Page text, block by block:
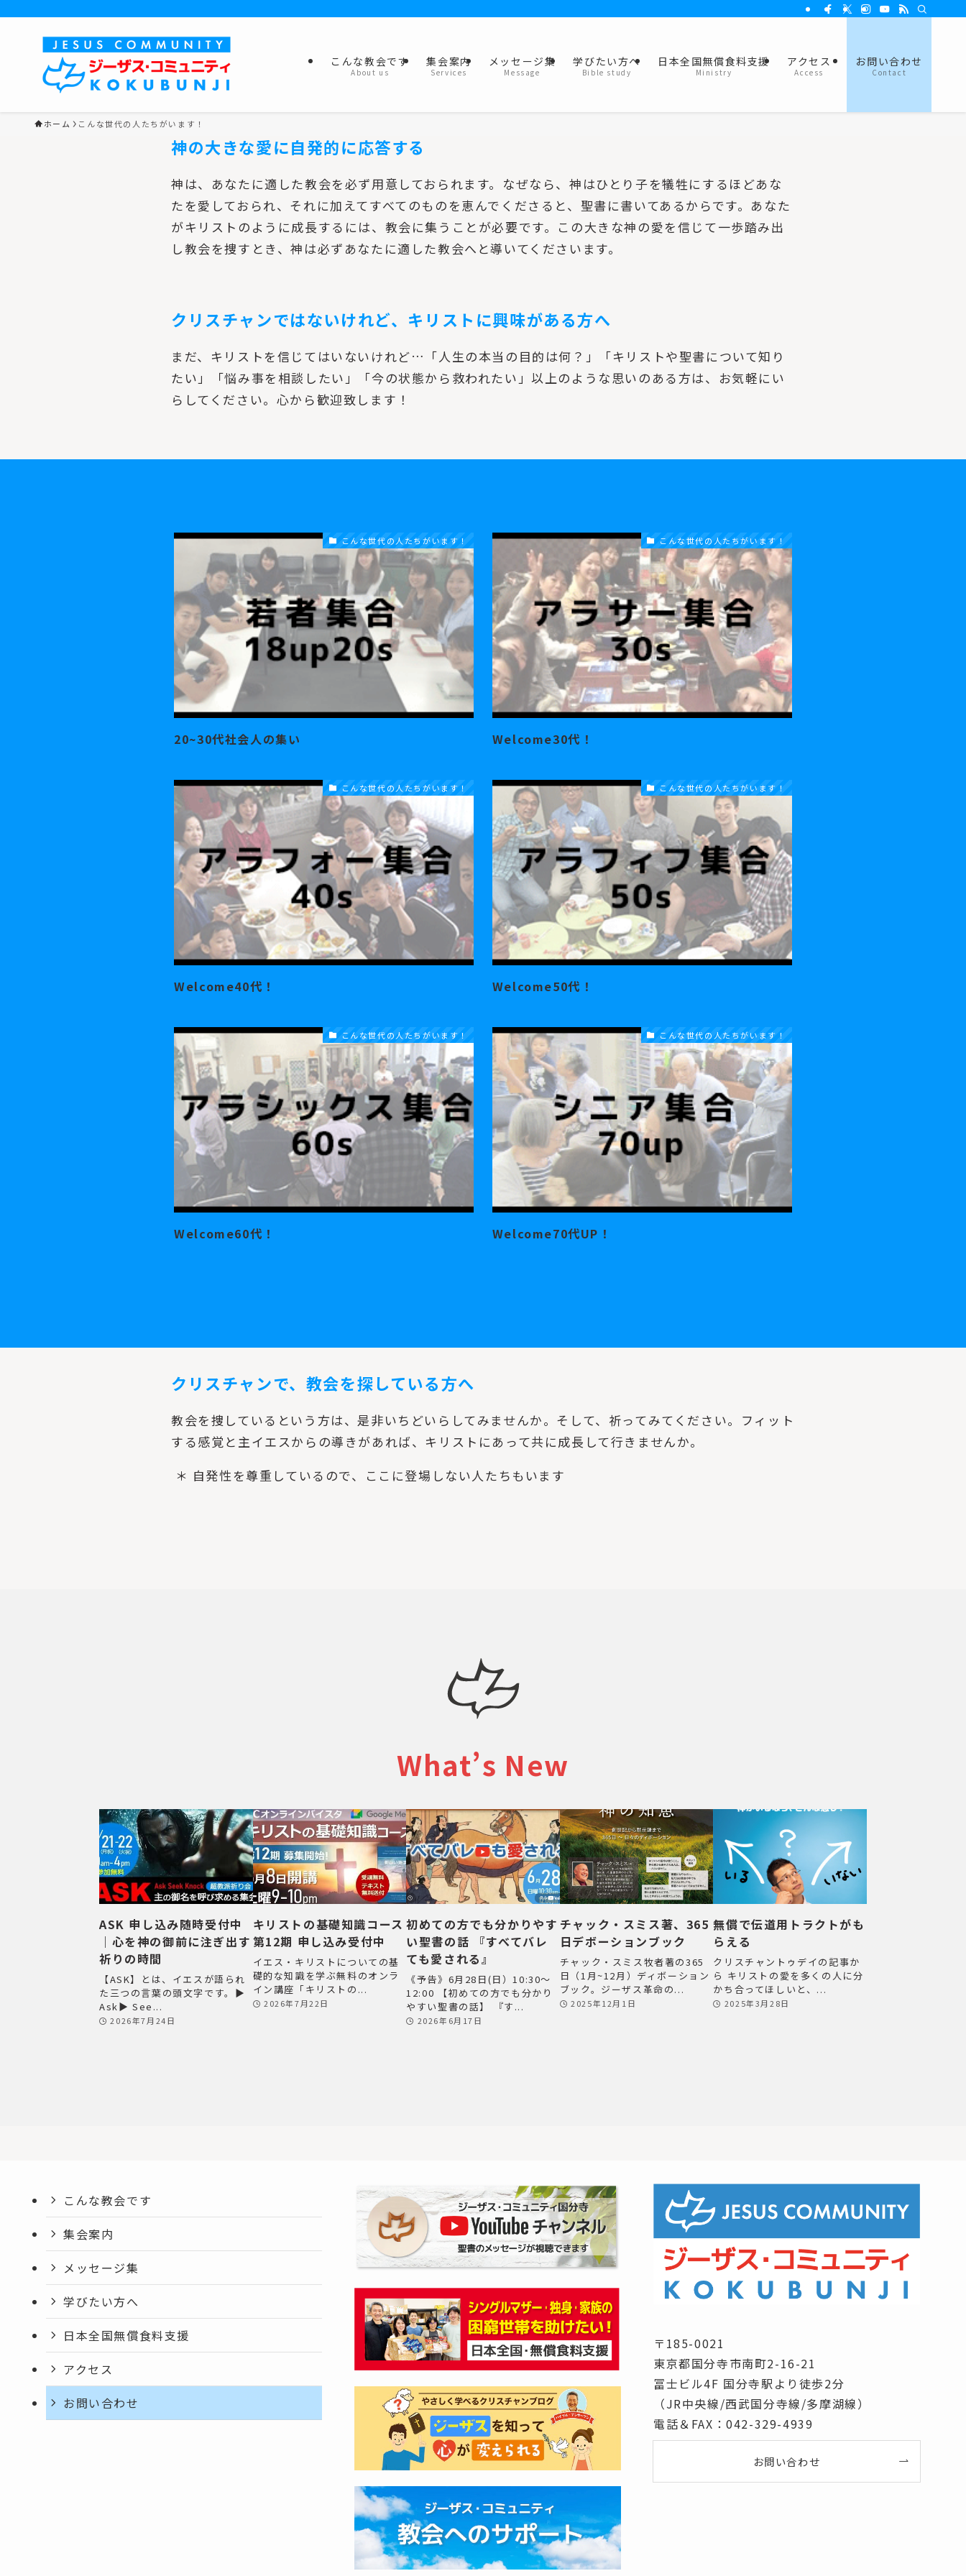
こんな教会です
About us
集会案内
Services
メッセージ集
Message
学びたい方へ
Bible study
日本全国無償食料支援
Ministry
アクセス
Access
お問い合わせ
Contact
ホーム こんな世代の人たちがいます！
神の大きな愛に自発的に応答する
神は、あなたに適した教会を必ず用意しておられます。なぜなら、神はひとり子を犠牲にするほどあな
たを愛しておられ、それに加えてすべてのものを恵んでくださると、聖書に書いてあるからです。あなた
がキリストのように成長するには、教会に集うことが必要です。この大きな神の愛を信じて一歩踏み出
し教会を捜すとき、神は必ずあなたに適した教会へと導いてくださいます。
クリスチャンではないけれど、キリストに興味がある方へ
まだ、キリストを信じてはいないけれど…「人生の本当の目的は何？」「キリストや聖書について知り
たい」「悩み事を相談したい」「今の状態から救われたい」以上のような思いのある方は、お気軽にい
らしてください。心から歓迎致します！
こんな世代の人たちがいます！
20~30代社会人の集い
こんな世代の人たちがいます！
Welcome30代！
こんな世代の人たちがいます！
Welcome40代！
こんな世代の人たちがいます！
Welcome50代！
こんな世代の人たちがいます！
Welcome60代！
こんな世代の人たちがいます！
Welcome70代UP！
クリスチャンで、教会を探している方へ
教会を捜しているという方は、是非いちどいらしてみませんか。そして、祈ってみてください。フィット
する感覚と主イエスからの導きがあれば、キリストにあって共に成長して行きませんか。
＊ 自発性を尊重しているので、ここに登場しない人たちもいます
What’s New
ASK 申し込み随時受付中
｜心を神の御前に注ぎ出す
祈りの時間
【ASK】とは、イエスが語られ
た三つの言葉の頭文字です。▶
Ask▶ See...
2026年7月24日
キリストの基礎知識コース
第12期 申し込み受付中
イエス・キリストについての基
礎的な知識を学ぶ無料のオンラ
イン講座「キリストの...
2026年7月22日
初めての方でも分かりやす
い聖書の話 『すべてバレ
ても愛される』
《予告》6月28日(日）10:30～
12:00 【初めての方でも分かり
やすい聖書の話】 『す...
2026年6月17日
チャック・スミス著、365
日デボーションブック
チャック・スミス牧者著の365
日（1月~12月）ディボーション
ブック。ジーザス革命の...
2025年12月1日
無償で伝道用トラクトがも
らえる
クリスチャントゥデイの記事か
ら キリストの愛を多くの人に分
かち合ってほしいと、...
2025年3月28日
こんな教会です
集会案内
メッセージ集
学びたい方へ
日本全国無償食料支援
アクセス
お問い合わせ
〒185-0021
東京都国分寺市南町2-16-21
冨士ビル4F 国分寺駅より徒歩2分
（JR中央線/西武国分寺線/多摩湖線）
電話＆FAX：042-329-4939
お問い合わせ